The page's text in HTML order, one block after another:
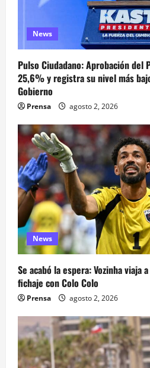
News
Pulso Ciudadano: Aprobación del
25,6% y registra su nivel más
Gobierno
Prensa agosto 2, 2026
News
Se acabó la espera: Vozinha viaja
fichaje con Colo Colo
Prensa agosto 2, 2026